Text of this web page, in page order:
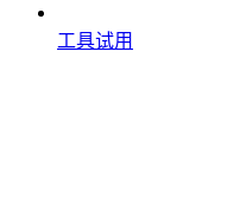
工具试用